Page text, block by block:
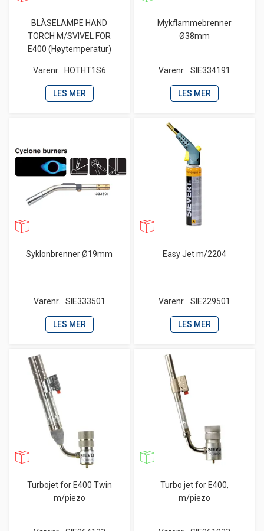
BLÅSELAMPE HAND
TORCH M/SVIVEL FOR
E400 (Høytemperatur)
Varenr. HOTHT1S6
LES MER
Mykflammebrenner
Ø38mm
Varenr. SIE334191
LES MER
Syklonbrenner Ø19mm
Varenr. SIE333501
LES MER
Easy Jet m/2204
Varenr. SIE229501
LES MER
Turbojet for E400 Twin
m/piezo
Turbo jet for E400,
m/piezo